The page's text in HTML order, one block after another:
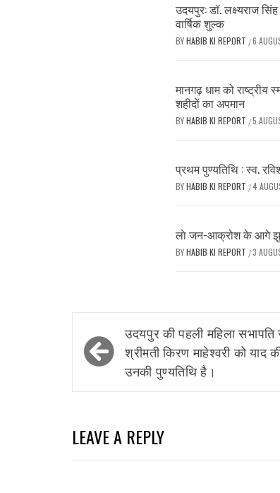
उदयपुर: डॉ. लक्ष्यराज
वार्षिक शुल्क
BYHABIB KI REPORT /6
मानगढ़ धाम को राष्ट्रीय
शहीदों का अपमान
BYHABIB KI REPORT /5
प्रथम पुण्यतिथि : स्व.
BYHABIB KI REPORT /4
लाे जन-आक्रोश के आगे
BYHABIB KI REPORT /3
Post
navigation
उदयपुर की पहली महिला सभापति
श्रीमती किरण माहेश्वरी को
उनकी पुण्यतिथि है।
LEAVE A REPLY